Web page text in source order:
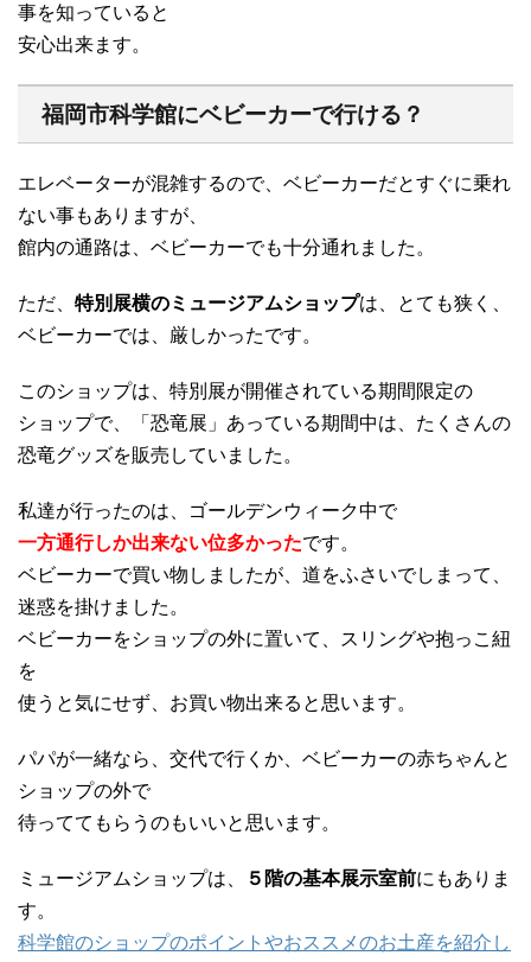
事を知っていると
安心出来ます。
福岡市科学館にベビーカーで行ける？
エレベーターが混雑するので、ベビーカーだとすぐに乗れ
ない事もありますが、
館内の通路は、ベビーカーでも十分通れました。
ただ、 特別展横のミュージアムショップは、とても狭く、
ベビーカーでは、厳しかったです。
このショップは、特別展が開催されている期間限定の
ショップで、「恐竜展」あっている期間中は、たくさんの
恐竜グッズを販売していました。
私達が行ったのは、ゴールデンウィーク中で
一方通行しか出来ない位多かったです。
ベビーカーで買い物しましたが、道をふさいでしまって、
迷惑を掛けました。
ベビーカーをショップの外に置いて、スリングや抱っこ紐
を
使うと気にせず、お買い物出来ると思います。
パパが一緒なら、交代で行くか、ベビーカーの赤ちゃんと
ショップの外で
待っててもらうのもいいと思います。
ミュージアムショップは、 ５階の基本展示室前にもありま
す。
科学館のショップのポイントやおススメのお土産を紹介し